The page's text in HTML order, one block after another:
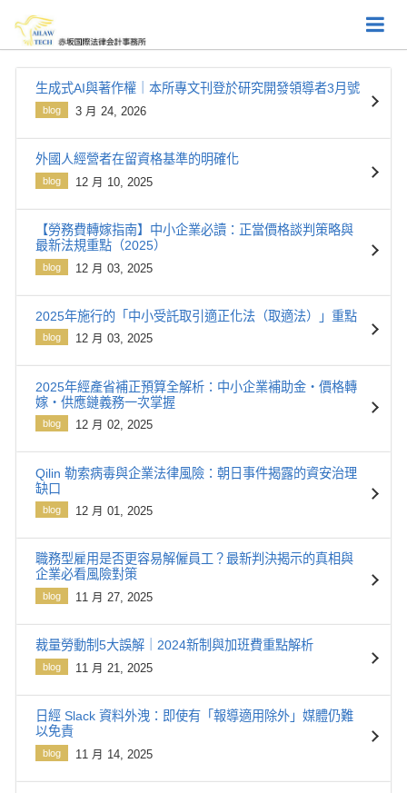
生成式AI與著作權｜本所專文刊登於研究開發領導者3月號
blog 3 月 24, 2026
外國人經營者在留資格基準的明確化
blog 12 月 10, 2025
【勞務費轉嫁指南】中小企業必讀：正當價格談判策略與
最新法規重點（2025）
blog 12 月 03, 2025
2025年施行的「中小受託取引適正化法（取適法）」重點
blog 12 月 03, 2025
2025年經產省補正預算全解析：中小企業補助金・價格轉
嫁・供應鏈義務一次掌握
blog 12 月 02, 2025
Qilin 勒索病毒與企業法律風險：朝日事件揭露的資安治理
缺口
blog 12 月 01, 2025
職務型雇用是否更容易解僱員工？最新判決揭示的真相與
企業必看風險對策
blog 11 月 27, 2025
裁量勞動制5大誤解｜2024新制與加班費重點解析
blog 11 月 21, 2025
日經 Slack 資料外洩：即使有「報導適用除外」媒體仍難
以免責
blog 11 月 14, 2025